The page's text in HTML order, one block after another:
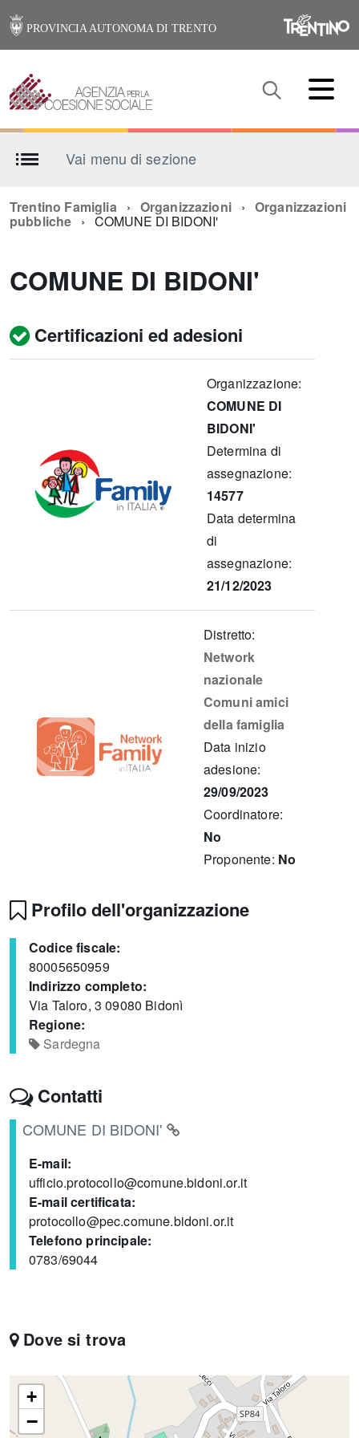
PROVINCIA AUTONOMA DI TRENTO
Vai menu di sezione
Trentino Famiglia Organizzazioni Organizzazioni
pubbliche COMUNE DI BIDONI'
COMUNE DI BIDONI'
Certificazioni ed adesioni
Organizzazione:
COMUNE DI
BIDONI'
Determina di
assegnazione:
14577
Data determina
di
assegnazione:
21/12/2023
Distretto:
Network
nazionale
Comuni amici
della famiglia
Data inizio
adesione:
29/09/2023
Coordinatore:
No
Proponente: No
Profilo dell'organizzazione
Codice fiscale:
80005650959
Indirizzo completo:
Via Taloro, 3 09080 Bidonì
Regione:
Sardegna
Contatti
COMUNE DI BIDONI'
E-mail:
ufficio.protocollo@comune.bidoni.or.it
E-mail certificata:
protocollo@pec.comune.bidoni.or.it
Telefono principale:
0783/69044
Dove si trova
+
−